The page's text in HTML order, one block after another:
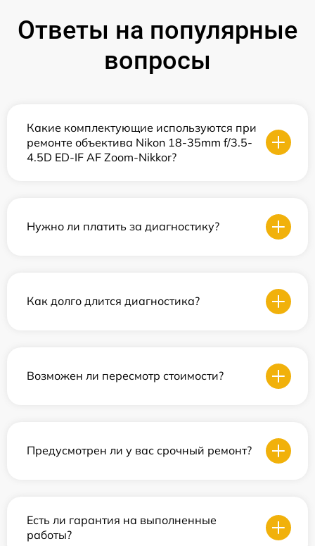
Ответы на популярные
вопросы
Какие комплектующие используются при
ремонте объектива Nikon 18-35mm f/3.5-
4.5D ED-IF AF Zoom-Nikkor?
Нужно ли платить за диагностику?
Как долго длится диагностика?
Возможен ли пересмотр стоимости?
Предусмотрен ли у вас срочный ремонт?
Есть ли гарантия на выполненные
работы?